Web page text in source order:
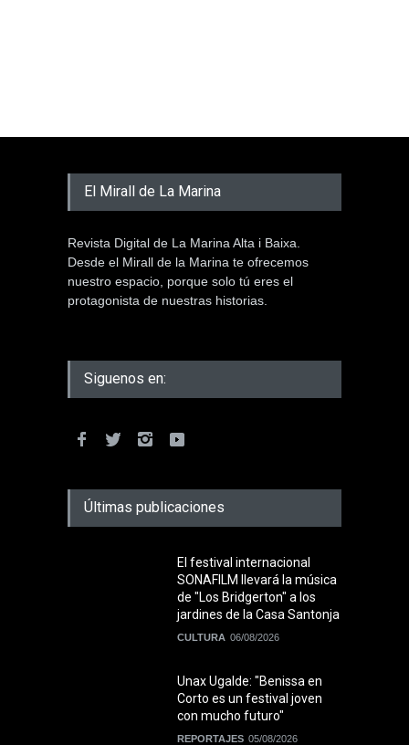
El Mirall de La Marina
Revista Digital de La Marina Alta i Baixa.
Desde el Mirall de la Marina te ofrecemos
nuestro espacio, porque solo tú eres el
protagonista de nuestras historias.
Siguenos en:
Últimas publicaciones
El festival internacional
SONAFILM llevará la música
de "Los Bridgerton" a los
jardines de la Casa Santonja
CULTURA 06/08/2026
Unax Ugalde: "Benissa en
Corto es un festival joven
con mucho futuro"
REPORTAJES 05/08/2026